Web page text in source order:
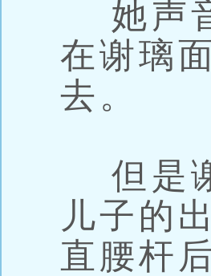
她声
在谢璃
去。
但是
儿子的
直腰杆